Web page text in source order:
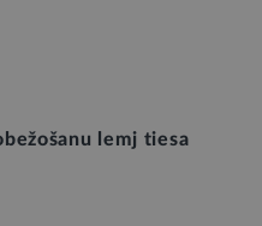
lemj tiesa